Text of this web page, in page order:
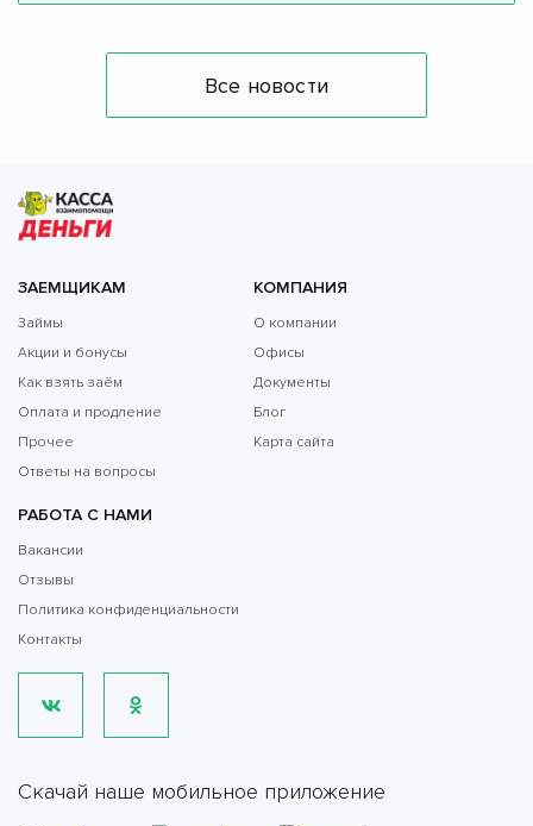
Все новости
ЗАЕМЩИКАМ
Займы
Акции и бонусы
Как взять заём
Оплата и продление
Прочее
Ответы на вопросы
КОМПАНИЯ
О компании
Офисы
Документы
Блог
Карта сайта
РАБОТА С НАМИ
Вакансии
Отзывы
Политика конфиденциальности
Контакты
Скачай наше мобильное приложение